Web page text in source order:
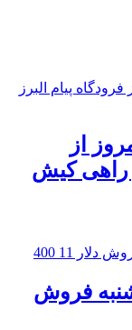
از
راهی کیش
فروش